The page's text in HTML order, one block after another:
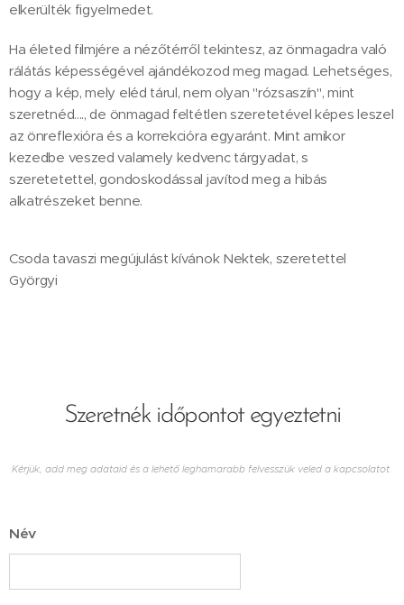
elkerülték figyelmedet.
Ha életed filmjére a nézőtérről tekintesz, az önmagadra való
rálátás képességével ajándékozod meg magad. Lehetséges,
hogy a kép, mely eléd tárul, nem olyan "rózsaszín", mint
szeretnéd...., de önmagad feltétlen szeretetével képes leszel
az önreflexióra és a korrekcióra egyaránt. Mint amikor
kezedbe veszed valamely kedvenc tárgyadat, s
szeretetettel, gondoskodással javítod meg a hibás
alkatrészeket benne.
Csoda tavaszi megújulást kívánok Nektek, szeretettel
Györgyi
Szeretnék időpontot egyeztetni
Kérjük, add meg adataid és a lehető leghamarabb felvesszük veled a kapcsolatot.
Név